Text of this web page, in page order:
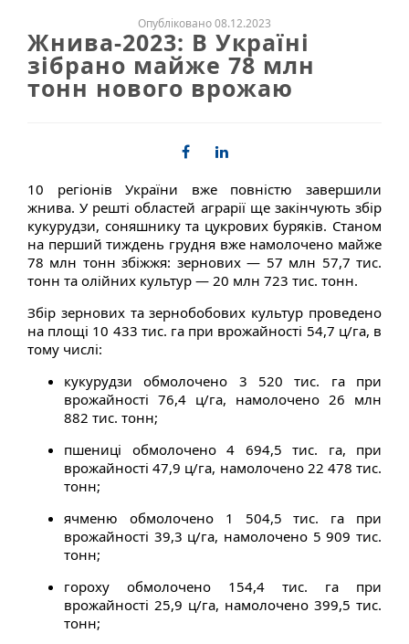
Опубліковано 08.12.2023
Жнива-2023: В Україні
зібрано майже 78 млн
тонн нового врожаю
10 регіонів України вже повністю завершили
жнива. У решті областей аграрії ще закінчують збір
кукурудзи, соняшнику та цукрових буряків. Станом
на перший тиждень грудня вже намолочено майже
78 млн тонн збіжжя: зернових — 57 млн 57,7 тис.
тонн та олійних культур — 20 млн 723 тис. тонн.
Збір зернових та зернобобових культур проведено
на площі 10 433 тис. га при врожайності 54,7 ц/га, в
тому числі:
кукурудзи обмолочено 3 520 тис. га при
врожайності 76,4 ц/га, намолочено 26 млн
882 тис. тонн;
пшениці обмолочено 4 694,5 тис. га, при
врожайності 47,9 ц/га, намолочено 22 478 тис.
тонн;
ячменю обмолочено 1 504,5 тис. га при
врожайності 39,3 ц/га, намолочено 5 909 тис.
тонн;
гороху обмолочено 154,4 тис. га при
врожайності 25,9 ц/га, намолочено 399,5 тис.
тонн;